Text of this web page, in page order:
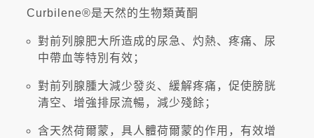
Curbilene®是天然的生物類黃酮
對前列腺肥大所造成的尿急、灼熱、疼痛、尿
中帶血等特別有效；
對前列腺腫大減少發炎、緩解疼痛，促使膀胱
清空、增強排尿流暢，減少殘餘；
含天然荷爾蒙，具人體荷爾蒙的作用，有效增